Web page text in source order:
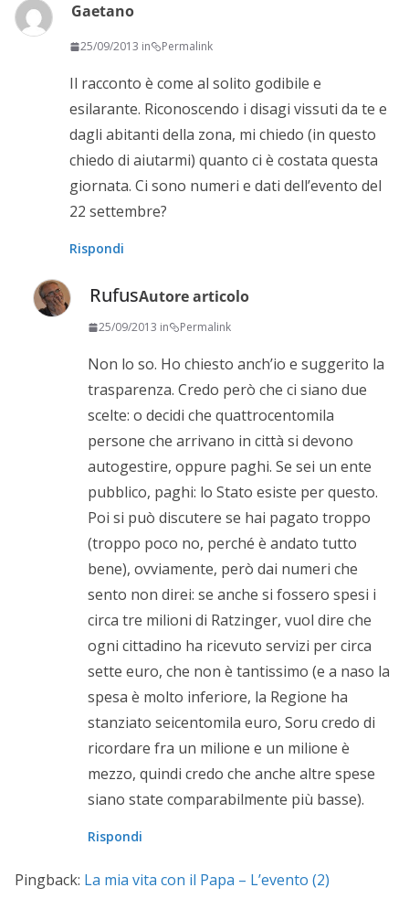
Gaetano
25/09/2013 in Permalink
Il racconto è come al solito godibile e
esilarante. Riconoscendo i disagi vissuti da te e
dagli abitanti della zona, mi chiedo (in questo
chiedo di aiutarmi) quanto ci è costata questa
giornata. Ci sono numeri e dati dell’evento del
22 settembre?
Rispondi
RufusAutore articolo
25/09/2013 in Permalink
Non lo so. Ho chiesto anch’io e suggerito la
trasparenza. Credo però che ci siano due
scelte: o decidi che quattrocentomila
persone che arrivano in città si devono
autogestire, oppure paghi. Se sei un ente
pubblico, paghi: lo Stato esiste per questo.
Poi si può discutere se hai pagato troppo
(troppo poco no, perché è andato tutto
bene), ovviamente, però dai numeri che
sento non direi: se anche si fossero spesi i
circa tre milioni di Ratzinger, vuol dire che
ogni cittadino ha ricevuto servizi per circa
sette euro, che non è tantissimo (e a naso la
spesa è molto inferiore, la Regione ha
stanziato seicentomila euro, Soru credo di
ricordare fra un milione e un milione è
mezzo, quindi credo che anche altre spese
siano state comparabilmente più basse).
Rispondi
Pingback: La mia vita con il Papa – L’evento (2)